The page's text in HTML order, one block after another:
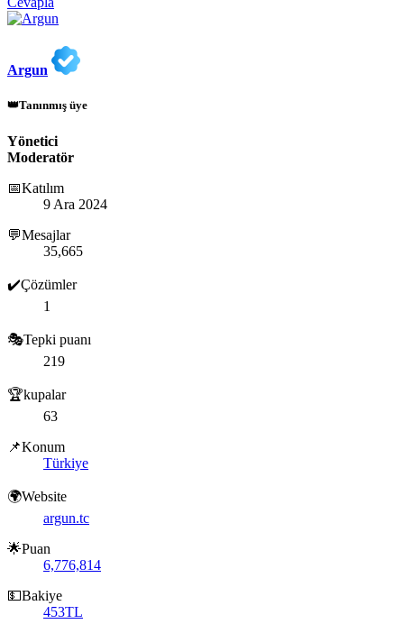
Argun
👑Tanınmış üye
Yönetici
Moderatör
📅Katılım
9 Ara 2024
💬Mesajlar
35,665
✔️Çözümler
1
🎭Tepki puanı
219
🏆kupalar
63
📌Konum
Türkiye
🌍Website
argun.tc
🌟Puan
6,776,814
💵Bakiye
453TL